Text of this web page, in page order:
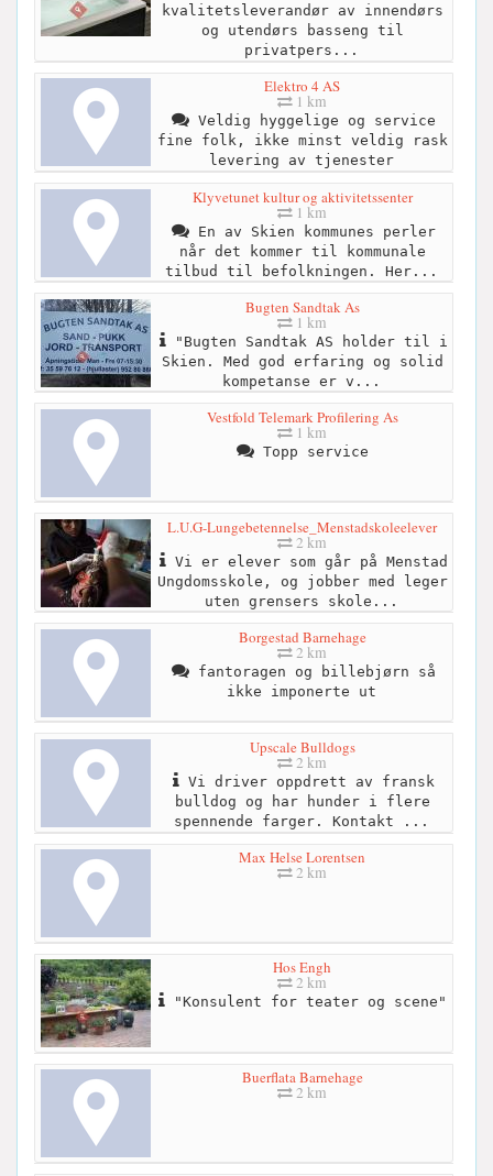
kvalitetsleverandør av innendørs
og utendørs basseng til
privatpers...
Elektro 4 AS
1 km
Veldig hyggelige og service
fine folk, ikke minst veldig rask
levering av tjenester
Klyvetunet kultur og aktivitetssenter
1 km
En av Skien kommunes perler
når det kommer til kommunale
tilbud til befolkningen. Her...
Bugten Sandtak As
1 km
"Bugten Sandtak AS holder til i
Skien. Med god erfaring og solid
kompetanse er v...
Vestfold Telemark Profilering As
1 km
Topp service
L.U.G-Lungebetennelse_Menstadskoleelever
2 km
Vi er elever som går på Menstad
Ungdomsskole, og jobber med leger
uten grensers skole...
Borgestad Barnehage
2 km
fantoragen og billebjørn så
ikke imponerte ut
Upscale Bulldogs
2 km
Vi driver oppdrett av fransk
bulldog og har hunder i flere
spennende farger. Kontakt ...
Max Helse Lorentsen
2 km
Hos Engh
2 km
"Konsulent for teater og scene"
Buerflata Barnehage
2 km